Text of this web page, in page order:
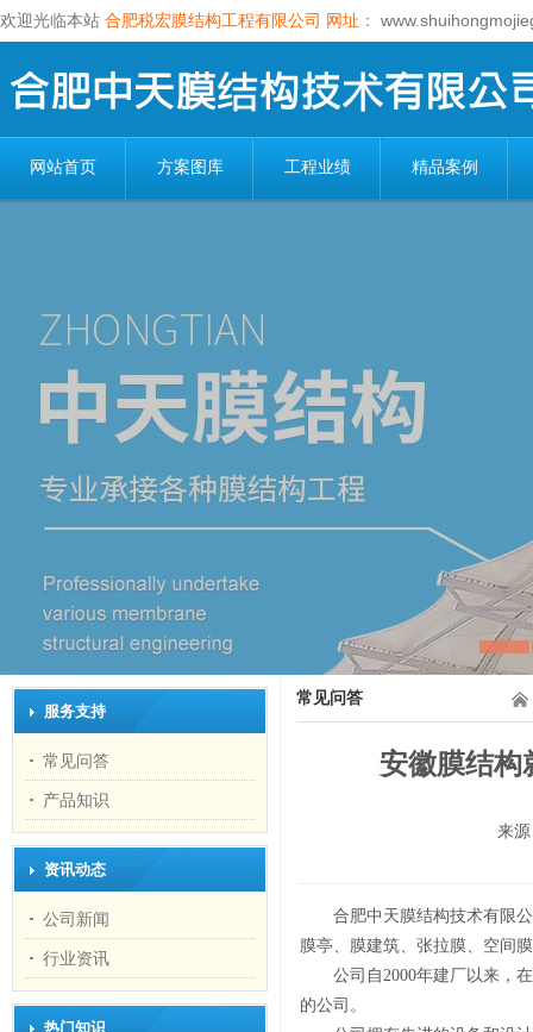
欢迎光临本站 合肥税宏膜结构工程有限公司 网址：
网站首页 方案图库 工程业绩 精品案例
服务支持
常见问答
产品知识
资讯动态
公司新闻
行业资讯
热门知识
常见问答
安徽膜结构
来
合肥中天膜结构技术有限
膜亭、膜建筑、张拉膜、空间
公司自2000年建厂以来，
的公司。